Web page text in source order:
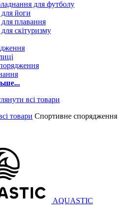
для футболу
йоги
плавання
скітуризму
товари Спортивне спорядження
AQUASTIC